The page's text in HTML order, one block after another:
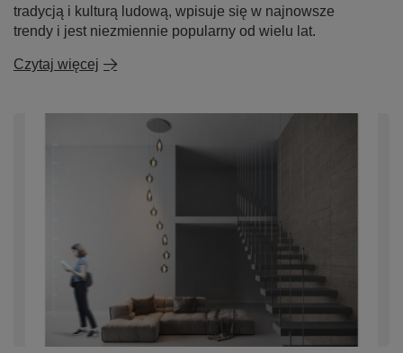
tradycją i kulturą ludową, wpisuje się w najnowsze
trendy i jest niezmiennie popularny od wielu lat.
Czytaj więcej